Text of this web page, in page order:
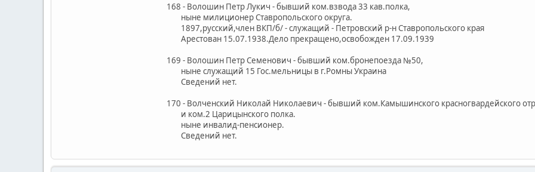
168 - Волошин Петр Лукич - бывший ком.взвода 33 кав.полка,
ныне милиционер Ставропольского округа.
1897,русский,член ВКП/б/ - служащий - Петровский р-н Ставропольского края
Арестован 15.07.1938.Дело прекращено,освобожден 17.09.1939
169 - Волошин Петр Семенович - бывший ком.бронепоезда №50,
ныне служащий 15 Гос.мельницы в г.Ромны Украина
Сведений нет.
170 - Волченский Николай Николаевич - бывший ком.Камышинского красногвардейского
и ком.2 Царицынского полка.
ныне инвалид-пенсионер.
Сведений нет.